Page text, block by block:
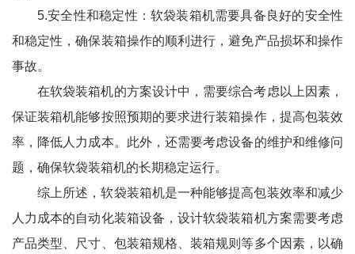
5.安全性和稳定性：软袋装箱机需要具备良好的安全性
和稳定性，确保装箱操作的顺利进行，避免产品损坏和操作
事故。
在软袋装箱机的方案设计中，需要综合考虑以上因素，
保证装箱机能够按照预期的要求进行装箱操作，提高包装效
率，降低人力成本。此外，还需要考虑设备的维护和维修问
题，确保软袋装箱机的长期稳定运行。
综上所述，软袋装箱机是一种能够提高包装效率和减少
人力成本的自动化装箱设备，设计软袋装箱机方案需要考虑
产品类型、尺寸、包装箱规格、装箱规则等多个因素，以确